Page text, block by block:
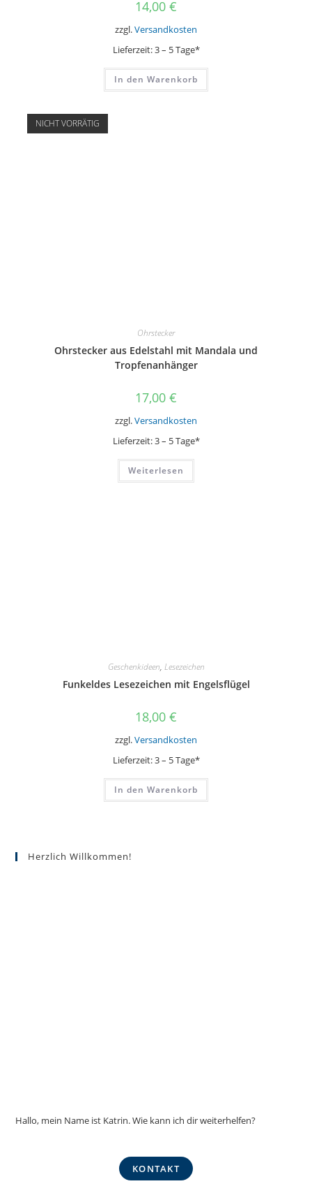
14,00 €
zzgl.Versandkosten
Lieferzeit:3 – 5 Tage*
In den Warenkorb
NICHT VORRÄTIG
Ohrstecker
Ohrstecker aus Edelstahl mit Mandala und
Tropfenanhänger
17,00 €
zzgl.Versandkosten
Lieferzeit:3 – 5 Tage*
Weiterlesen
Geschenkideen, Lesezeichen
Funkeldes Lesezeichen mit Engelsflügel
18,00 €
zzgl.Versandkosten
Lieferzeit:3 – 5 Tage*
In den Warenkorb
Herzlich Willkommen!
Hallo, mein Name ist Katrin. Wie kann ich dir weiterhelfen?
KONTAKT